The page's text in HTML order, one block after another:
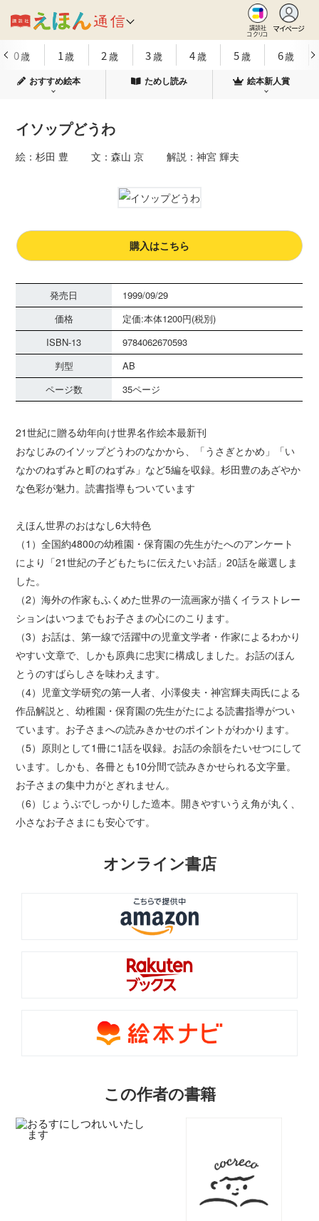
講談社
コクリコ
マイページ
0歳 1歳 2 歳 3歳 4歳 5歳 6歳
おすすめ絵本 ためし読み 絵本新人賞
イソップどうわ
絵：杉田 豊 文：森山 京 解説：神宮 輝夫
購入はこちら
発売日
1999/09/29
価格
定価:本体1200円(税別)
ISBN-13
9784062670593
判型
AB
ページ数
35ページ
21世紀に贈る幼年向け世界名作絵本最新刊
おなじみのイソップどうわのなかから、「うさぎとかめ」「い
なかのねずみと町のねずみ」など5編を収録。杉田豊のあざやか
な色彩が魅力。読書指導もついています
えほん世界のおはなし6大特色
（1）全国約4800の幼稚園・保育園の先生がたへのアンケート
により「21世紀の子どもたちに伝えたいお話」20話を厳選しま
した。
（2）海外の作家もふくめた世界の一流画家が描くイラストレー
ションはいつまでもお子さまの心にのこります。
（3）お話は、第一線で活躍中の児童文学者・作家によるわかり
やすい文章で、しかも原典に忠実に構成しました。お話のほん
とうのすばらしさを味わえます。
（4）児童文学研究の第一人者、小澤俊夫・神宮輝夫両氏による
作品解説と、幼稚園・保育園の先生がたによる読書指導がつい
ています。お子さまへの読みきかせのポイントがわかります。
（5）原則として1冊に1話を収録。お話の余韻をたいせつにして
います。しかも、各冊とも10分間で読みきかせられる文字量。
お子さまの集中力がとぎれません。
（6）じょうぶでしっかりした造本。開きやすいうえ角が丸く、
小さなお子さまにも安心です。
オンライン書店
この作者の書籍